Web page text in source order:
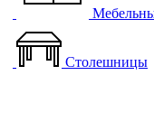
Столешницы